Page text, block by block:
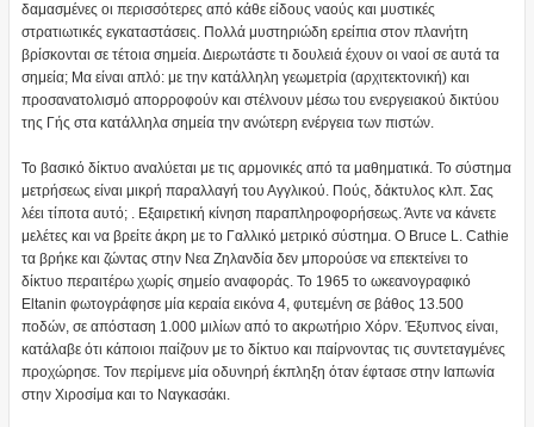
δαμασμένες οι περισσότερες από κάθε είδους ναούς και μυστικές
στρατιωτικές εγκαταστάσεις. Πολλά μυστηριώδη ερείπια στον πλανήτη
βρίσκονται σε τέτοια σημεία. Διερωτάστε τι δουλειά έχουν οι ναοί σε αυτά τα
σημεία; Μα είναι απλό: με την κατάλληλη γεωμετρία (αρχιτεκτονική) και
προσανατολισμό απορροφούν και στέλνουν μέσω του ενεργειακού δικτύου
της Γής στα κατάλληλα σημεία την ανώτερη ενέργεια των πιστών.
Το βασικό δίκτυο αναλύεται με τις αρμονικές από τα μαθηματικά. Το σύστημα
μετρήσεως είναι μικρή παραλλαγή του Αγγλικού. Πούς, δάκτυλος κλπ. Σας
λέει τίποτα αυτό; . Εξαιρετική κίνηση παραπληροφορήσεως. Άντε να κάνετε
μελέτες και να βρείτε άκρη με το Γαλλικό μετρικό σύστημα. Ο Bruce L. Cathie
τα βρήκε και ζώντας στην Νεα Ζηλανδία δεν μπορούσε να επεκτείνει το
δίκτυο περαιτέρω χωρίς σημείο αναφοράς. Το 1965 το ωκεανογραφικό
Eltanin φωτογράφησε μία κεραία εικόνα 4, φυτεμένη σε βάθος 13.500
ποδών, σε απόσταση 1.000 μιλίων από το ακρωτήριο Χόρν. Έξυπνος είναι,
κατάλαβε ότι κάποιοι παίζουν με το δίκτυο και παίρνοντας τις συντεταγμένες
προχώρησε. Τον περίμενε μία οδυνηρή έκπληξη όταν έφτασε στην Ιαπωνία
στην Χιροσίμα και το Ναγκασάκι.